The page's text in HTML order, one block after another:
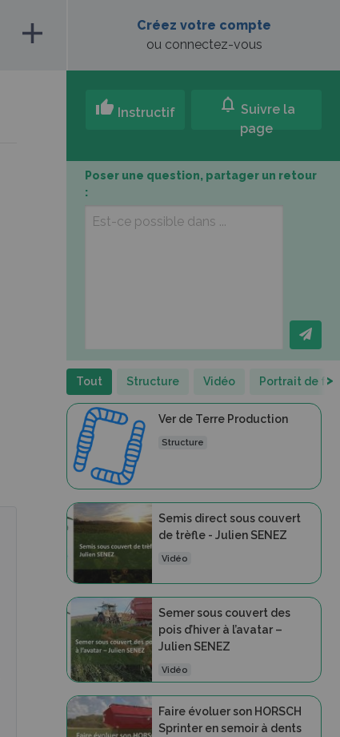
add
Créez votre compte
ou connectez-vous
thumb_up Instructif notifications Suivre la
page
Poser une question, partager un retour
:
Tout Structure Vidéo Portrait de >
Ver de Terre Production
Structure
Semis direct sous couvert
de trèfle - Julien SENEZ
Vidéo
Semer sous couvert des
pois d’hiver à l’avatar –
Julien SENEZ
Vidéo
Faire évoluer son HORSCH
Sprinter en semoir à dents